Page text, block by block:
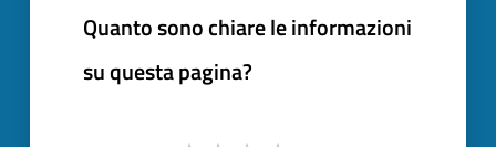
Quanto sono chiare le informazioni
su questa pagina?